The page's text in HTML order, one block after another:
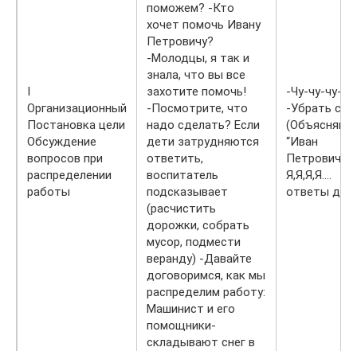
I
Организационный
Постановка цели
Обсуждение
вопросов при
распределении
работы
поможем? -Кто
хочет помочь Ивану
Петровичу?
-Молодцы, я так и
знала, что вы все
захотите помочь!
-Посмотрите, что
надо сделать? Если
дети затрудняются
ответить,
воспитатель
подсказывает
(расчистить
дорожки, собрать
мусор, подмести
веранду) -Давайте
договоримся, как мы
распределим работу:
Машинист и его
помощники-
складывают снег в
-Чу-чу-чу-
-Убрать
“Иван
Петрович ”
Я,Я,Я,Я….
ответы